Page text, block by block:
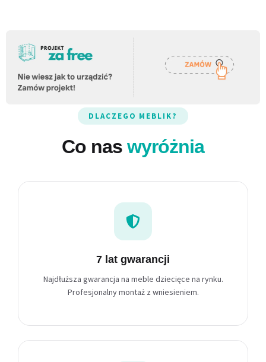
MEGA Łóżka
Elegancja spotyka funkcjonalność.
DLACZEGO MEBLIK?
Co nas wyróżnia
7 lat gwarancji
Najdłuższa gwarancja na meble dziecięce na rynku.
Profesjonalny montaż z wniesieniem.